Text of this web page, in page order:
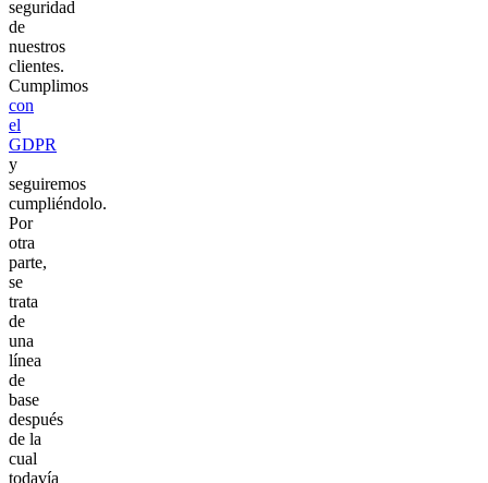
seguridad
de
nuestros
clientes.
Cumplimos
con
el
GDPR
y
seguiremos
cumpliéndolo.
Por
otra
parte,
se
trata
de
una
línea
de
base
después
de la
cual
todavía